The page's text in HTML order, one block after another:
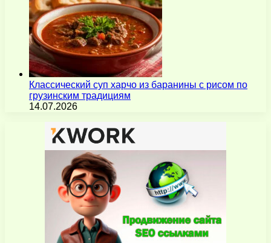
Классический суп харчо из баранины с рисом по
грузинским традициям
14.07.2026